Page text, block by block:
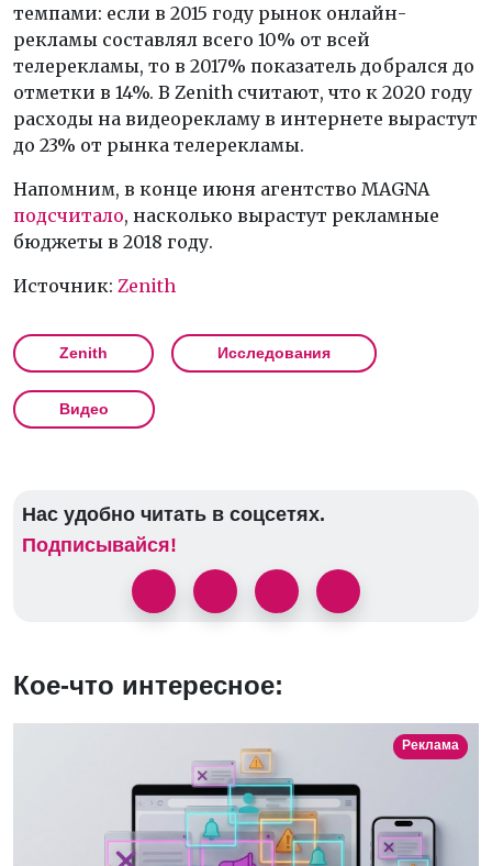
темпами: если в 2015 году рынок онлайн-
рекламы составлял всего 10% от всей
телерекламы, то в 2017% показатель добрался до
отметки в 14%. В Zenith считают, что к 2020 году
расходы на видеорекламу в интернете вырастут
до 23% от рынка телерекламы.
Напомним, в конце июня агентство MAGNA
подсчитало, насколько вырастут рекламные
бюджеты в 2018 году.
Источник: Zenith
Zenith Исследования
Видео
Нас удобно читать в соцсетях.
Подписывайся!
Кое-что интересное:
Реклама